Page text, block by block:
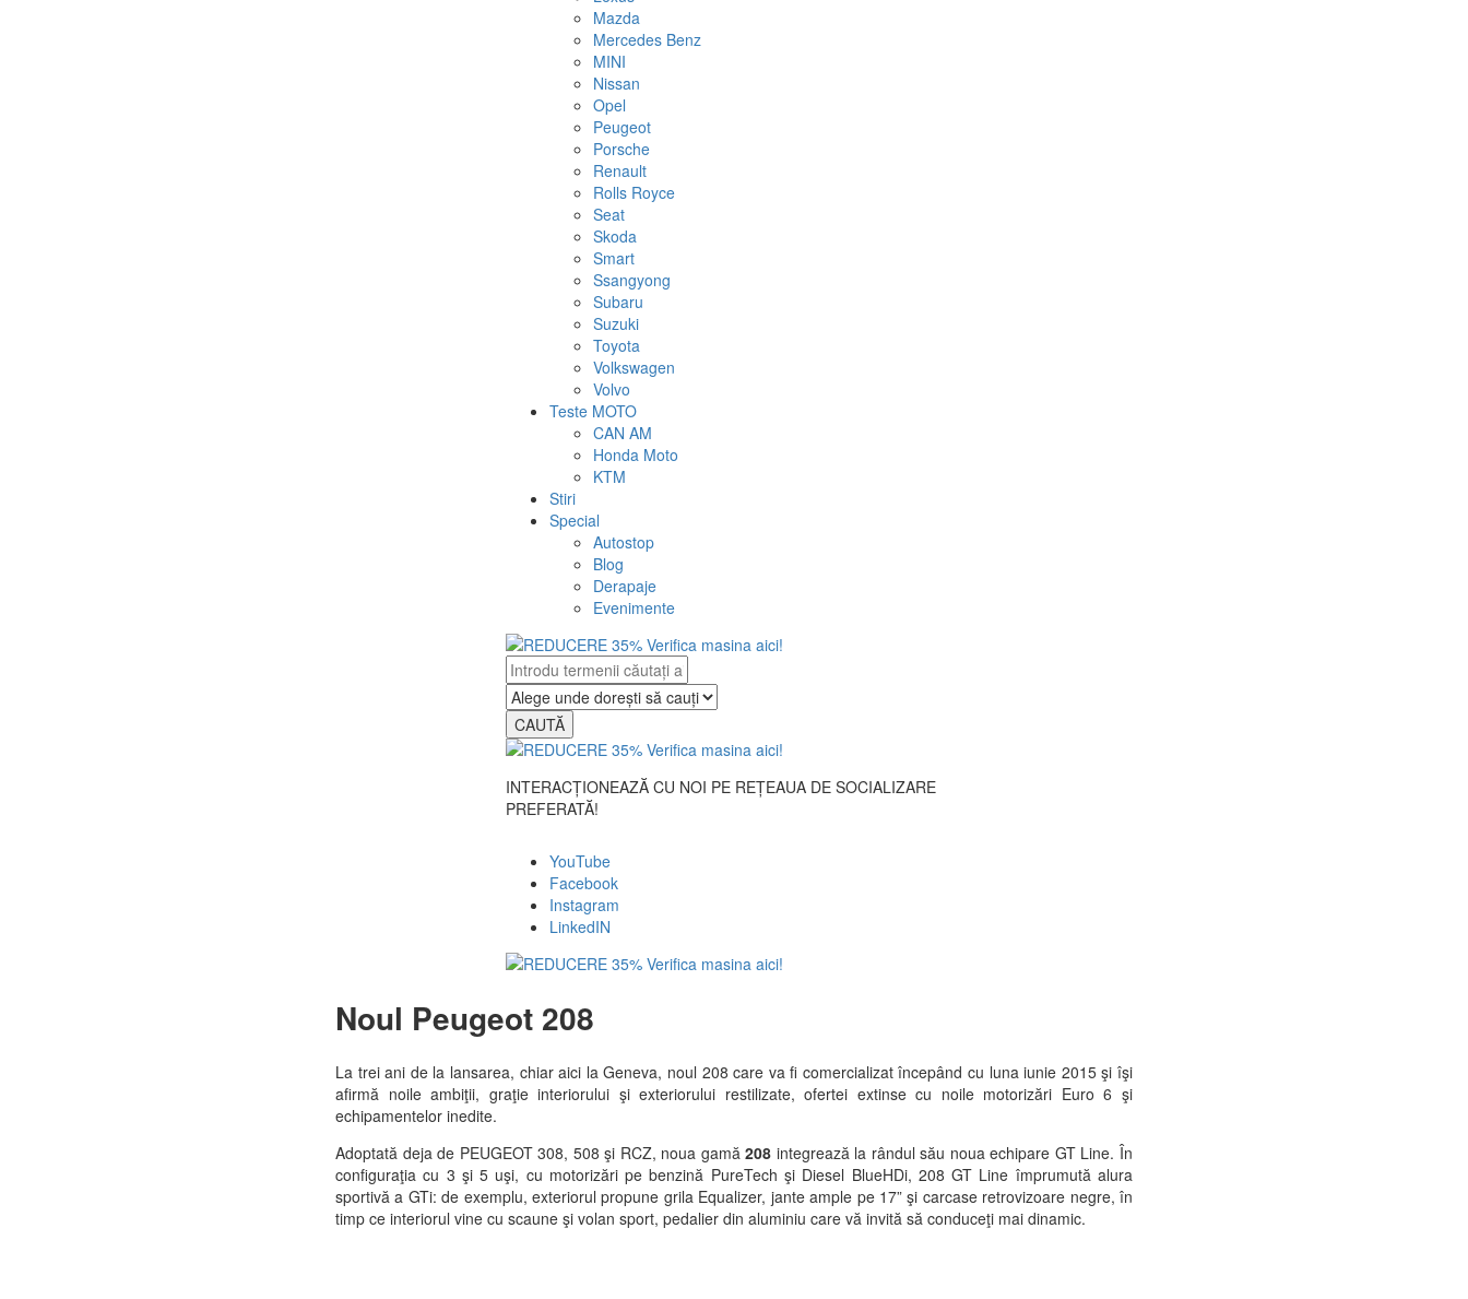
Mazda
Mercedes Benz
MINI
Nissan
Opel
Peugeot
Porsche
Renault
Rolls Royce
Seat
Skoda
Smart
Ssangyong
Subaru
Suzuki
Toyota
Volkswagen
Volvo
Teste MOTO
CAN AM
Honda Moto
KTM
Stiri
Special
Autostop
Blog
Derapaje
Evenimente
CAUTĂ
INTERACȚIONEAZĂ CU NOI PE REȚEAUA DE SOCIALIZARE
PREFERATĂ!
YouTube
Facebook
Instagram
LinkedIN
Noul Peugeot 208
La trei ani de la lansarea, chiar aici la Geneva, noul 208 care va fi comercializat începând cu luna iunie 2015 şi îşi
afirmă noile ambiţii, graţie interiorului şi exteriorului restilizate, ofertei extinse cu noile motorizări Euro 6 şi
echipamentelor inedite.
Adoptată deja de PEUGEOT 308, 508 şi RCZ, noua gamă208 integrează la rândul său noua echipare GT Line. În
configuraţia cu 3 şi 5 uşi, cu motorizări pe benzină PureTech şi Diesel BlueHDi, 208 GT Line împrumută alura
sportivă a GTi: de exemplu, exteriorul propune grila Equalizer, jante ample pe 17” şi carcase retrovizoare negre, în
timp ce interiorul vine cu scaune şi volan sport, pedalier din aluminiu care vă invită să conduceţi mai dinamic.